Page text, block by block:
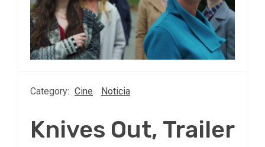
Category: Cine Noticia
Knives Out, Trailer